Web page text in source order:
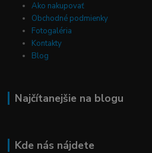
Ako nakupovať
Obchodné podmienky
Fotogaléria
Kontakty
Blog
Najčítanejšie na blogu
Kde nás nájdete